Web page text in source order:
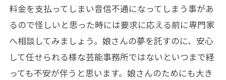
料金を支払ってしまい音信不通になってしまう事があ
るので怪しいと思った時には要求に応える前に専門家
へ相談してみましょう。娘さんの夢を託すのに、安心
して任せられる様な芸能事務所ではないといつまで経
っても不安が伴うと思います。娘さんのためにも大き